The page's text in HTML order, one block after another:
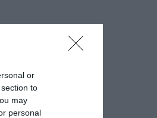
or
to
may
personal